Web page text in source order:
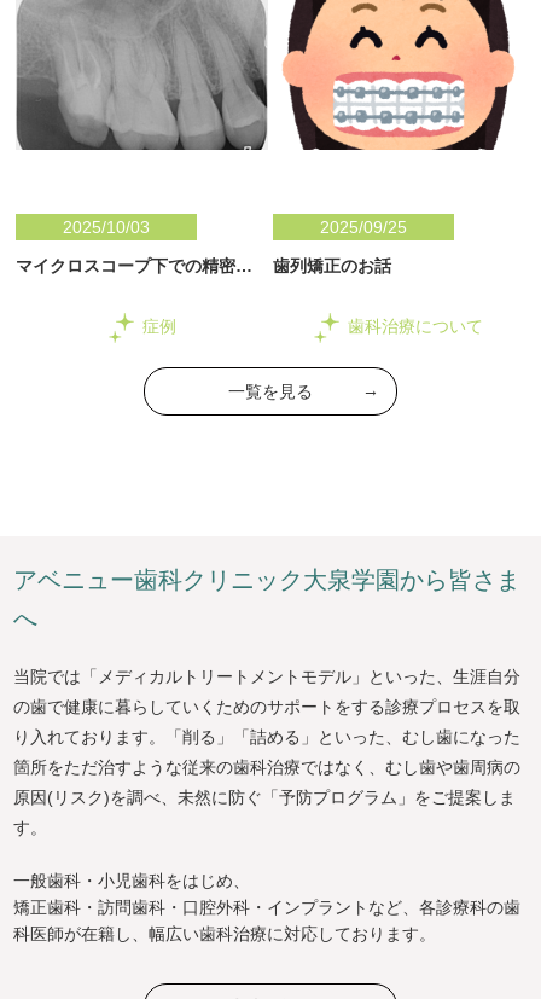
2025/10/03
マイクロスコープ下での精密治
症例
2025/09/25
歯列矯正のお話
歯科治療について
一覧を見る
アベニ ュ ー歯科ク リ ニ ッ ク大泉学園から 皆さ ま
へ
当院では「メディカルトリートメントモデル」といった、生涯自分
の歯で健康に暮らしていくためのサポートをする診療プロセスを取
り入れております。「削る」「詰める」といった、むし歯になった
箇所をただ治すような従来の歯科治療ではなく、むし歯や歯周病の
原因(リスク)を調べ、未然に防ぐ「予防プログラム」をご提案しま
す。
一般歯科・小児歯科をはじめ、
矯正歯科・訪問歯科・口腔外科・インプラントなど、各診療科の歯
科医師が在籍し、幅広い歯科治療に対応しております。